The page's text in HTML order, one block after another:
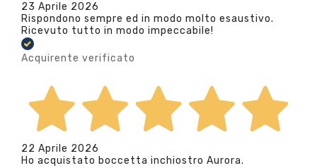
23 Aprile 2026
Rispondono sempre ed in modo molto esaustivo.
Ricevuto tutto in modo impeccabile!
Acquirente verificato
22 Aprile 2026
Ho acquistato boccetta inchiostro Aurora.